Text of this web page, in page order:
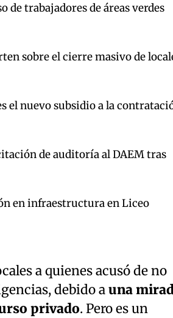
de trabajadores de áreas verdes
sobre el cierre masivo de
el nuevo subsidio a la
de auditoría al DAEM tras
en infraestructura en Liceo
a quienes acusó de no
debido auna
privado. Pero es un